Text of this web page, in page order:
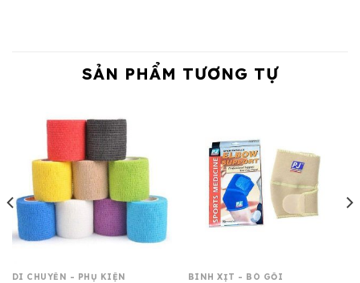
SẢN PHẨM TƯƠNG TỰ
DI CHUYỂN - PHỤ KIỆN BÌNH XỊT - BÓ GỐI